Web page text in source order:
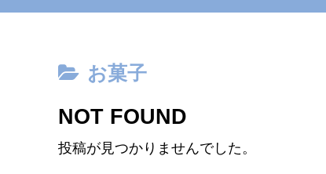
お菓子
NOT FOUND
投稿が見つかりませんでした。